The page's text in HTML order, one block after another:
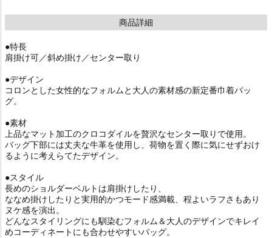
商品詳細
●特長
肩掛け可／斜め掛け／センター取り
●デザイン
コロンとした女性的なフォルムと大人の素材感の新定番巾着バッ
グ。
●素材
上品なマット加工のクロコダイルを贅沢なセンター取りで使用。
バッグ下部には丈夫な牛革を使用し、荷物を置く際に気にせずおけ
るように考えらてたデザイン。
●スタイル
長めのショルダーベルトは肩掛けしたり、
ななめ掛けしたりと実用的かつモード感満載、程よいラフさもあり
ヌケ感を演出。
どんなスタイリングにも馴染むフォルム＆大人のデザインでキレイ
めコーディネートにも合わせやすいバッグ。